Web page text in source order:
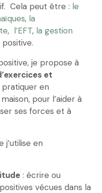
Cela peut être : le
, la
, l’EFT, la gestion
je propose à
et
pratiquer en
pour l’aider à
ses forces et à
j’utilise en
: écrire ou
vécues dans la